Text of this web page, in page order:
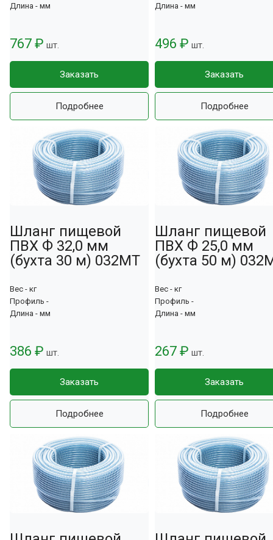
Длина - мм
767 ₽ шт.
Заказать
Подробнее
Длина - мм
496 ₽ шт.
Заказать
Подробнее
Шланг пищевой
ПВХ Ф 32,0 мм
(бухта 30 м) 032МТ
Вес - кг
Профиль -
Длина - мм
386 ₽ шт.
Заказать
Подробнее
Шланг пищевой
ПВХ Ф 25,0 мм
(бухта 50 м)
Вес - кг
Профиль -
Длина - мм
267 ₽ шт.
Заказать
Подробнее